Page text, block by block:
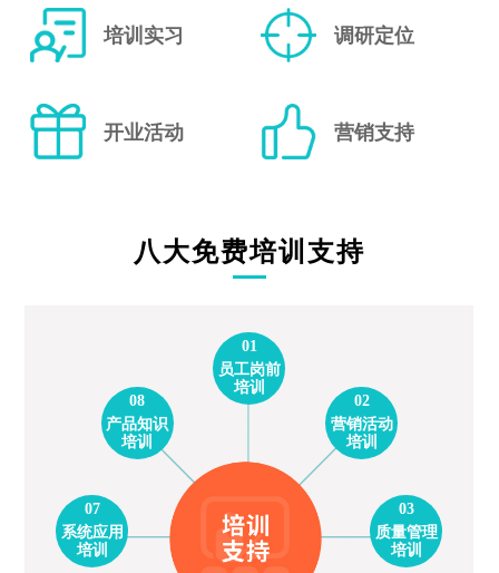
培训实习 调研定位
开业活动 营销支持
八大免费培训支持
01
员工岗前
培训
02
营销活动
培训
03
质量管理
培训
07
系统应用
培训
08
产品知识
培训